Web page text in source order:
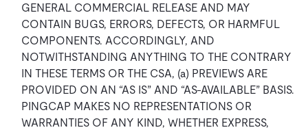
GENERAL COMMERCIAL RELEASE AND MAY
CONTAIN BUGS, ERRORS, DEFECTS, OR HARMFUL
COMPONENTS. ACCORDINGLY, AND
NOTWITHSTANDING ANYTHING TO THE CONTRARY
IN THESE TERMS OR THE CSA, (a) PREVIEWS ARE
PROVIDED ON AN “AS IS” AND “AS-AVAILABLE” BASIS.
PINGCAP MAKES NO REPRESENTATIONS OR
WARRANTIES OF ANY KIND, WHETHER EXPRESS,